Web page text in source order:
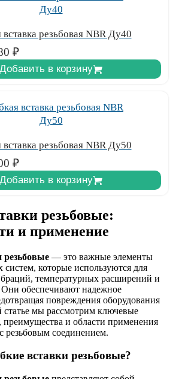
вставка резьбовая NBR Ду40
₽
Добавить в корзину
вставка резьбовая NBR Ду50
₽
Добавить в корзину
резьбовые:
и применение
резьбовые — это важные элементы
систем, которые используются для
температурных расширений и
обеспечивают надежное
повреждения оборудования
статье мы рассмотрим ключевые
преимущества и области применения
резьбовым соединением.
вставки резьбовые?